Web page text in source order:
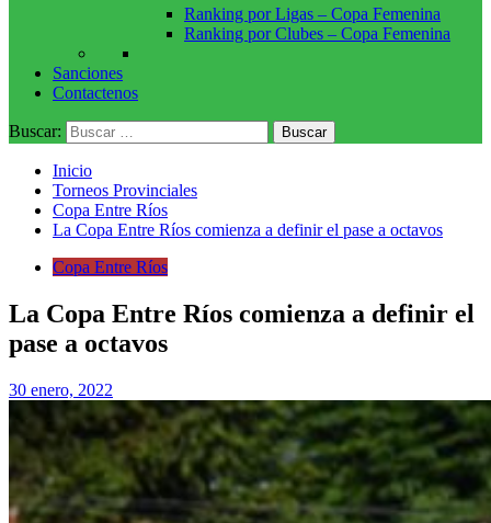
Ranking por Ligas – Copa Femenina
Ranking por Clubes – Copa Femenina
Sanciones
Contactenos
Buscar:
Inicio
Torneos Provinciales
Copa Entre Ríos
La Copa Entre Ríos comienza a definir el pase a octavos
Copa Entre Ríos
La Copa Entre Ríos comienza a definir el
pase a octavos
30 enero, 2022